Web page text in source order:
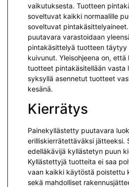
vaikutuksesta. Tuotteen
soveltuvat kaikki normaalille
soveltuvat pintakäsittelyaineet.
puutavara varastoidaan
pintakäsittelyä tuotteen täytyy
kuivunut. Yleisohjeena on,
tuotteet pintakäsitellään vasta
syksyllä asennetut tuotteet
kesänä.
Kierrätys
Painekyllästetty puutavara
erilliskierrätettäväksi jät­teeksi.
edelläkävijä kyllästetyn puun
Kyllästettyjä tuotteita ei saa
vaan kaikki käytöstä poistettu
sekä mah­dolliset